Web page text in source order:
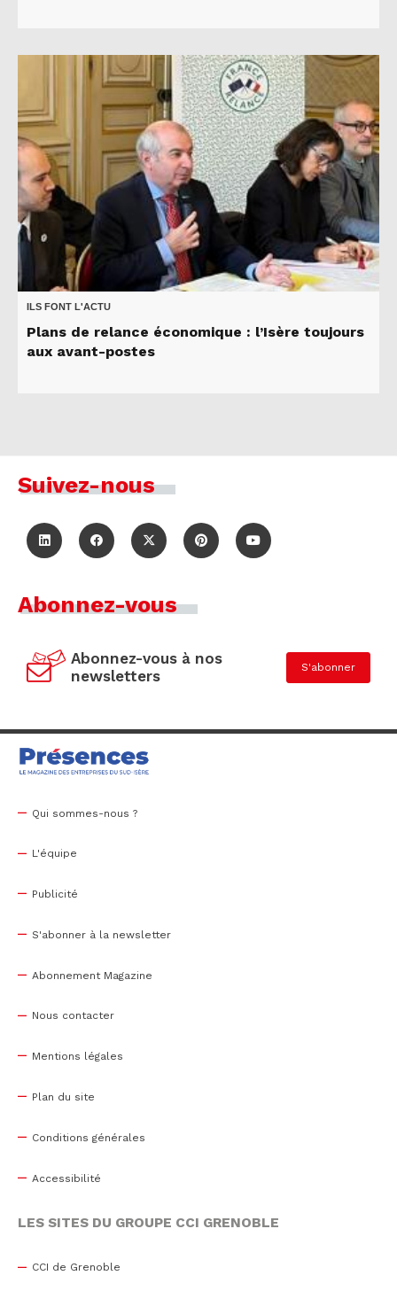
ILS FONT L'ACTU
Plans de relance économique : l’Isère toujours
aux avant-postes
Suivez-nous
Abonnez-vous
Abonnez-vous à nos
newsletters
S'abonner
Qui sommes-nous ?
L'équipe
Publicité
S'abonner à la newsletter
Abonnement Magazine
Nous contacter
Mentions légales
Plan du site
Conditions générales
Accessibilité
LES SITES DU GROUPE CCI GRENOBLE
CCI de Grenoble